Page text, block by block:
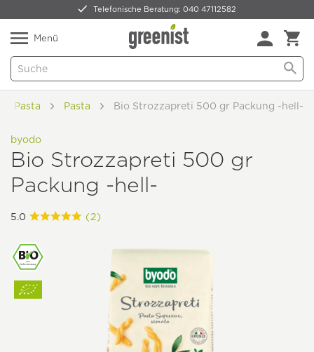
Telefonische Beratung: 040 47112582
Natürlich Pflanzlich Lecker
Menü
& Pasta Pasta Bio Strozzapreti 500 gr Packung -hell-
byodo
Bio Strozzapreti 500 gr
Packung -hell-
5.0 (2)